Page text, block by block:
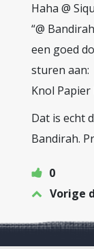
Haha @
“@
een goed
sturen aan:
Knol Papier
Dat is echt
Bandirah.
0
Vorige